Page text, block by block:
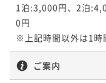
1泊:3,000円、2泊
0円
※上記時間以外は1時
ご案内